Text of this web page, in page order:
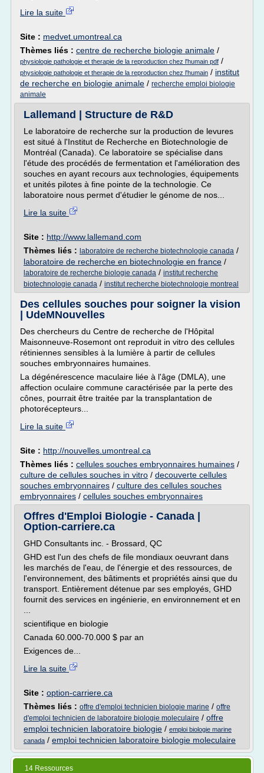
Lire la suite
Site : medvet.umontreal.ca
Thèmes liés : centre de recherche biologie animale /
physiologie pathologie et therapie de la reproduction chez l'humain pdf /
physiologie pathologie et therapie de la reproduction chez l'humain / institut
de recherche en biologie animale / recherche emploi biologie
animale
Lallemand | Structure de R&D
Le laboratoire de recherche sur la production de levures
est situé à l'Institut de Recherche en Biotechnologie de
Montréal (Canada). Ce laboratoire se spécialise dans
l'étude des procédés de fermentation et l'amélioration des
souches en ayant recours aux technologies, équipements
et unités pilotes à fine pointe de la technologie. Ce
laboratoire nous permet d'étudier le génome de nos...
Lire la suite
Site : http://www.lallemand.com
Thèmes liés : laboratoire de recherche biotechnologie canada /
laboratoire de recherche en biotechnologie en france /
laboratoire de recherche biologie canada / institut recherche
biotechnologie canada / institut recherche biotechnologie montreal
Des cellules souches pour soigner la vision
| UdeMNouvelles
Des chercheurs du Centre de recherche de l'Hôpital
Maisonneuve-Rosemont ont reproduit in vitro des cellules
rétiniennes sensibles à la lumière à partir de cellules
souches embryonnaires humaines.
La dégénérescence maculaire liée à l'âge (DMLA), une
affection oculaire commune caractérisée par la perte des
cônes, pourrait être traitée par la transplantation de
photorécepteurs...
Lire la suite
Site : http://nouvelles.umontreal.ca
Thèmes liés : cellules souches embryonnaires humaines /
culture de cellules souches in vitro / decouverte cellules
souches embryonnaires / culture des cellules souches
embryonnaires / cellules souches embryonnaires
Offres d'Emploi Biologie - Canada |
Option-carriere.ca
GHD Consultants inc. - Brossard, QC
GHD est l'un des chefs de file mondiaux oeuvrant dans
les marchés de l'eau, de l'énergie et des ressources, de
l'environnement, des bâtiments et propriétés ainsi que du
transport. Entièrement détenue par ses employés, GHD
fournit des services en ingénierie, en environnement et en
scientifique en biologie
Canada 60.000-70.000 $ par an
Exigences de...
Lire la suite
Site : option-carriere.ca
Thèmes liés : offre d'emploi technicien biologie marine / offre
d'emploi technicien de laboratoire biologie moleculaire / offre
emploi technicien laboratoire biologie / emploi biologie marine
canada / emploi technicien laboratoire biologie moleculaire
14 Ressources